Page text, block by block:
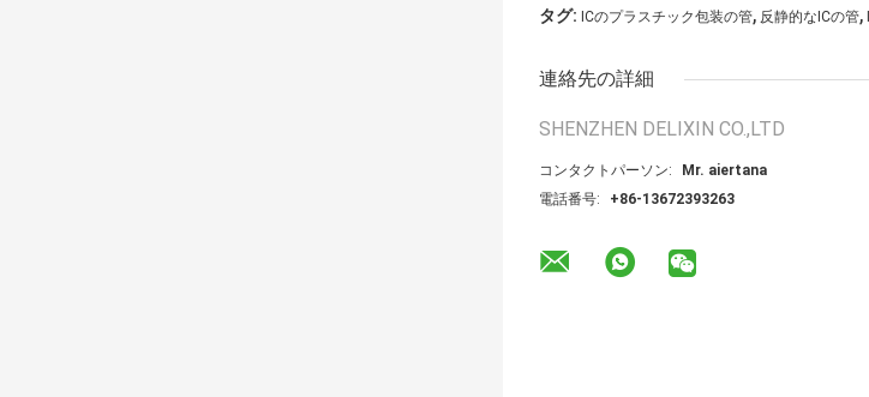
タグ: ICのプラスチック包装の管, 反静的なICの管,
連絡先の詳細
SHENZHEN DELIXIN CO.,LTD
コンタクトパーソン:
Mr. aiertana
電話番号:
+86-13672393263